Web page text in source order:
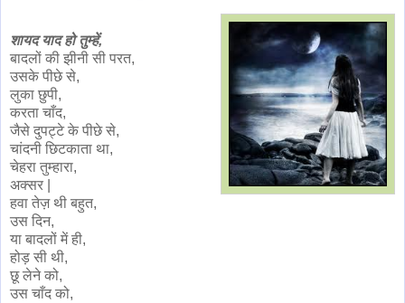
शायद याद हो तुम्हें,
बादलों की झीनी सी परत,
उसके पीछे से,
लुका छुपी,
करता चाँद,
जैसे दुपट्टे के पीछे से,
चांदनी छिटकाता था,
चेहरा तुम्हारा,
अक्सर |
हवा तेज़ थी बहुत,
उस दिन,
या बादलों में ही,
होड़ सी थी,
छू लेने को,
उस चाँद को,